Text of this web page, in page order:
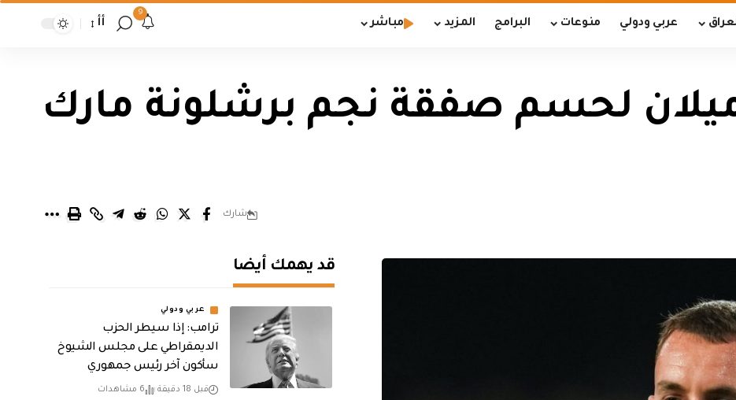
عربي ودولي منوعات البرامج المزيد مباشر
9
أأ
لحسم صفقة نجم برشلونة مارك
شارك
قد يهمك أيضا
عربي ودولي
ترامب: إذا سيطر الحزب
الديمقراطي على مجلس الشيوخ
سأكون آخر رئيس جمهوري
قبل 18 دقيقة 6 مشاهدات